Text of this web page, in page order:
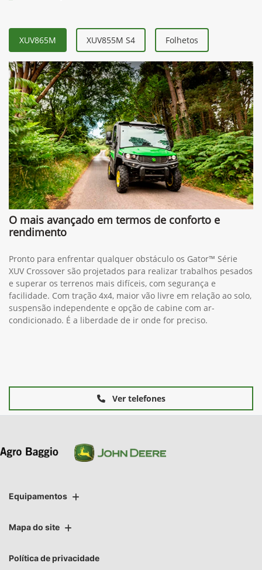
XUV865M XUV855M S4 Folhetos
O mais avançado em termos de conforto e
rendimento
Pronto para enfrentar qualquer obstáculo os Gator™ Série
XUV Crossover são projetados para realizar trabalhos pesados
e superar os terrenos mais difíceis, com segurança e
facilidade. Com tração 4x4, maior vão livre em relação ao solo,
suspensão independente e opção de cabine com ar-
condicionado. É a liberdade de ir onde for preciso.
Ver telefones
Equipamentos
Mapa do site
Política de privacidade